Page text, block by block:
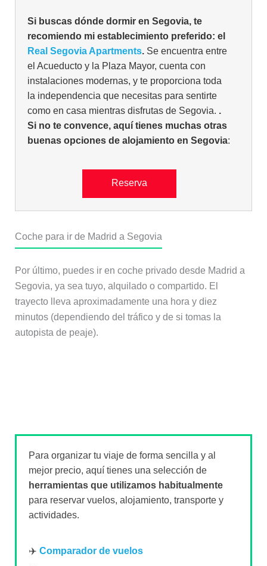
Si buscas dónde dormir en Segovia, te
recomiendo mi establecimiento preferido: el
Real Segovia Apartments.Se encuentra entre
el Acueducto y la Plaza Mayor, cuenta con
instalaciones modernas, y te proporciona toda
la independencia que necesitas para sentirte
como en casa mientras disfrutas de Segovia. .
Si no te convence, aquí tienes muchas otras
buenas opciones de alojamiento en Segovia:
Reserva
Coche para ir de Madrid a Segovia
Por último, puedes ir en coche privado desde Madrid a
Segovia, ya sea tuyo, alquilado o compartido. El
trayecto lleva aproximadamente una hora y diez
minutos (dependiendo del tráfico y de si tomas la
autopista de peaje).
Para organizar tu viaje de forma sencilla y al
mejor precio, aquí tienes una selección de
herramientas que utilizamos habitualmente
para reservar vuelos, alojamiento, transporte y
actividades.
✈️ Comparador de vuelos